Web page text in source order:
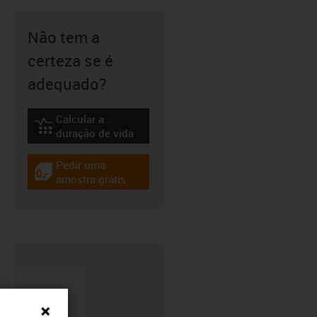
Não tem a
certeza se é
adequado?
igus-icon-lebensdauerrechner
Calcular a
duração de vida
igus-icon-gratismuster
Pedir uma
amostra grátis